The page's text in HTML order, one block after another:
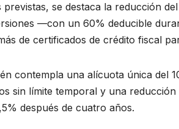
previstas, se destaca la reducción
—con un 60% deducible
de certificados de crédito fiscal
contempla una alícuota única del
sin límite temporal y una
después de cuatro años.